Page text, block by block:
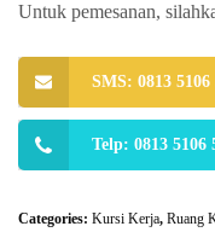
Untuk pemesanan,
SMS: 0813 5106
Telp: 0813 5106
Categories: Kursi Kerja, Ruang